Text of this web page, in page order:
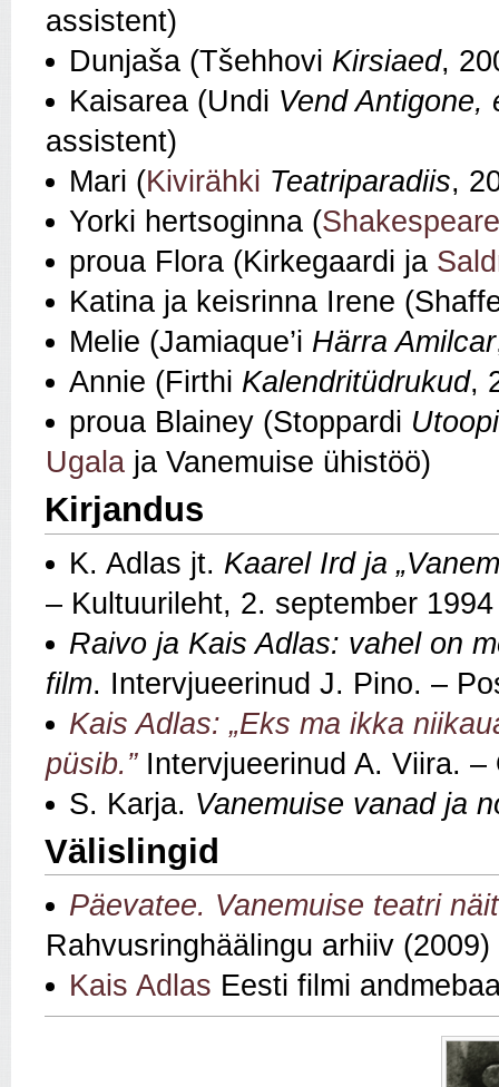
assistent)
Dunjaša (Tšehhovi Kirsiaed,
Kaisarea (Undi Vend Antigone,
assistent)
Mari (Kivirähki Teatriparadiis,
Yorki hertsoginna (
proua Flora (Kirkegaardi ja
Katina ja keisrinna Irene
Melie (Jamiaque’i Härra Amilcar
Annie (Firthi Kalendritüdrukud,
proua Blainey (Stoppardi
Ugala ja Vanemuise ühistöö)
Kirjandus
K. Adlas jt. Kaarel Ird ja
– Kultuurileht, 2. september 1994
Raivo ja Kais Adlas: vahel on
film. Intervjueerinud J. Pino. –
Kais Adlas: „Eks ma ikka
püsib.” Intervjueerinud A. Viira.
S. Karja. Vanemuise vanad ja
Välislingid
Päevatee. Vanemuise teatri
Rahvusringhäälingu arhiiv (2009)
Kais Adlas Eesti filmi